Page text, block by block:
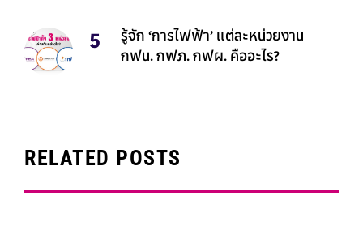
รู้จัก ‘การไฟฟ้า’ แต่ละหน่วยงาน
กฟน. กฟภ. กฟผ. คืออะไร?
RELATED POSTS